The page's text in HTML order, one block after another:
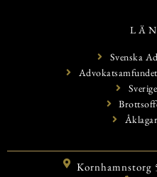
Svenska
Kornhamnstorg